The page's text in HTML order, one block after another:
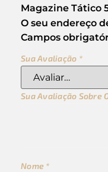
Magazine Tático
O seu endereço
Campos
Sua Avaliação *
Sua Avaliação Sobre
Nome *